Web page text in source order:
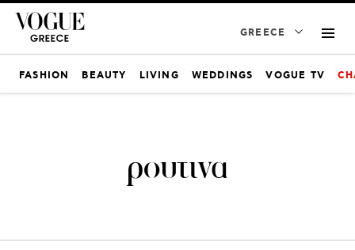
GREECE
FASHION BEAUTY LIVING WEDDINGS VOGUE TV
ρουτινα